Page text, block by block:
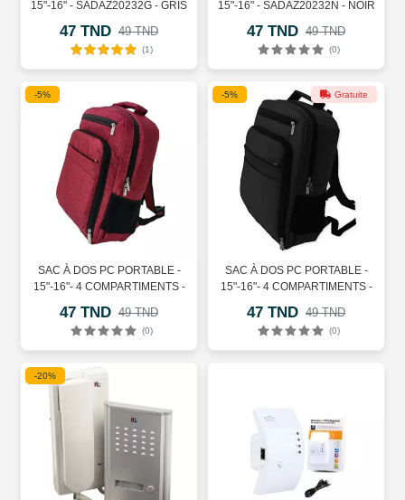
47 TND 49 TND
(1)
47 TND 49 TND
(0)
-5%
SAC À DOS PC PORTABLE -
15"-16"- 4 COMPARTIMENTS -
47 TND 49 TND
(0)
-5% Gratuite
SAC À DOS PC PORTABLE -
15"-16"- 4 COMPARTIMENTS -
47 TND 49 TND
(0)
-20%